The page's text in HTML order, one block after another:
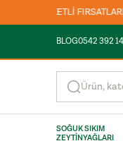
BLOG0542 392
Ürün,
SOĞUK SIKIM
ZEYTİNYAĞLARI